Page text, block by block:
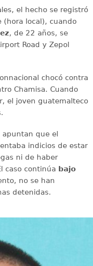
el hecho se registró
(hora local), cuando
, de 22 años, se
Road y Zepol
chocó contra
Chamisa. Cuando
el joven guatemalteco
apuntan que el
indicios de estar
ni de haber
caso continúa bajo
no se han
detenidas.